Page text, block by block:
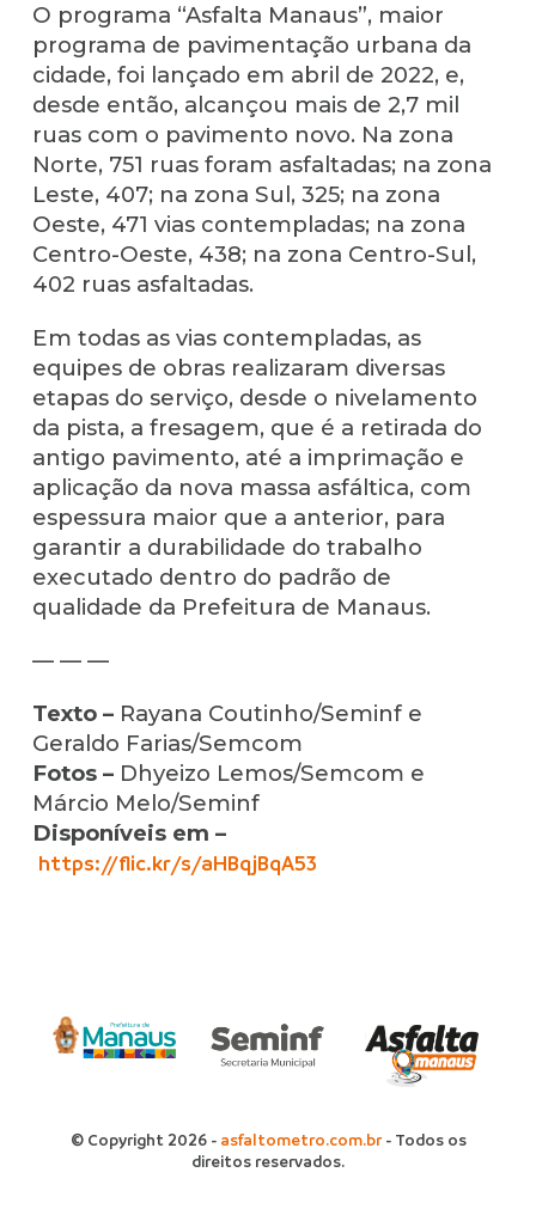
O programa “Asfalta Manaus”, maior
programa de pavimentação urbana da
cidade, foi lançado em abril de 2022, e,
desde então, alcançou mais de 2,7 mil
ruas com o pavimento novo. Na zona
Norte, 751 ruas foram asfaltadas; na zona
Leste, 407; na zona Sul, 325; na zona
Oeste, 471 vias contempladas; na zona
Centro-Oeste, 438; na zona Centro-Sul,
402 ruas asfaltadas.
Em todas as vias contempladas, as
equipes de obras realizaram diversas
etapas do serviço, desde o nivelamento
da pista, a fresagem, que é a retirada do
antigo pavimento, até a imprimação e
aplicação da nova massa asfáltica, com
espessura maior que a anterior, para
garantir a durabilidade do trabalho
executado dentro do padrão de
qualidade da Prefeitura de Manaus.
— — —
Texto –Rayana Coutinho/Seminf e
Geraldo Farias/Semcom
Fotos –Dhyeizo Lemos/Semcom e
Márcio Melo/Seminf
Disponíveis em –
https://flic.kr/s/aHBqjBqA53
© Copyright 2026 - asfaltometro.com.br- Todos os
direitos reservados.